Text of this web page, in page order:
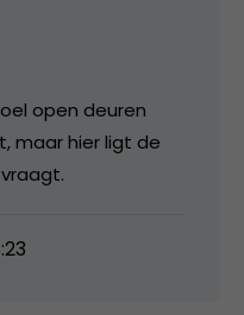
open deuren
maar hier ligt de